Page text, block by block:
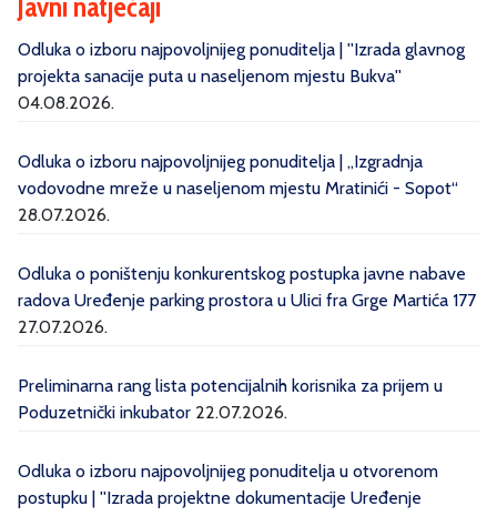
Javni natječaji
Odluka o izboru najpovoljnijeg ponuditelja | ''Izrada glavnog
projekta sanacije puta u naseljenom mjestu Bukva''
04.08.2026.
Odluka o izboru najpovoljnijeg ponuditelja | „Izgradnja
vodovodne mreže u naseljenom mjestu Mratinići - Sopot“
28.07.2026.
Odluka o poništenju konkurentskog postupka javne nabave
radova Uređenje parking prostora u Ulici fra Grge Martića 177
27.07.2026.
Preliminarna rang lista potencijalnih korisnika za prijem u
Poduzetnički inkubator 22.07.2026.
Odluka o izboru najpovoljnijeg ponuditelja u otvorenom
postupku | ''Izrada projektne dokumentacije Uređenje